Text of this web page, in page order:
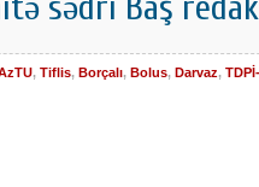
, Tiflis, Borçalı, Bolus, Darvaz,